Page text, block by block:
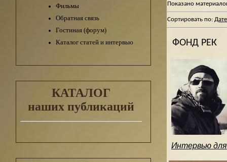
Фильмы
Обратная связь
Гостиная (форум)
Каталог статей и интервью
КАТАЛОГ
наших публикаций
Показано
Сортировать по: Дате
ФОНД РЕК
Интервью